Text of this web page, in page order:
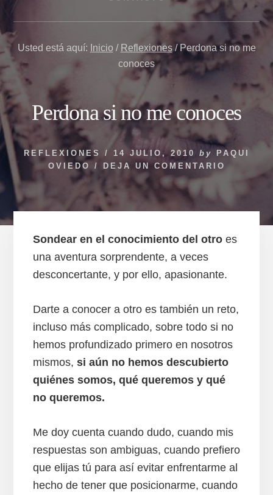
Usted está aquí: Inicio / Reflexiones /Perdona si no me
conoces
Perdona si no me conoces
REFLEXIONES / 14 JULIO, 2010 by
PAQUI
OVIEDO
/ DEJA UN COMENTARIO
Sondear en el conocimiento del otroes
una aventura sorprendente, a veces
desconcertante, y por ello, apasionante.
Darte a conocer a otro es también un reto,
incluso más complicado, sobre todo si no
hemos profundizado primero en nosotros
mismos, si aún no hemos descubierto
quiénes somos, qué queremos y qué
no queremos.
Me doy cuenta cuando dudo, cuando mis
respuestas son ambiguas, cuando prefiero
que elijas tú para así evitar enfrentarme al
hecho de tener que posicionarme, cuando